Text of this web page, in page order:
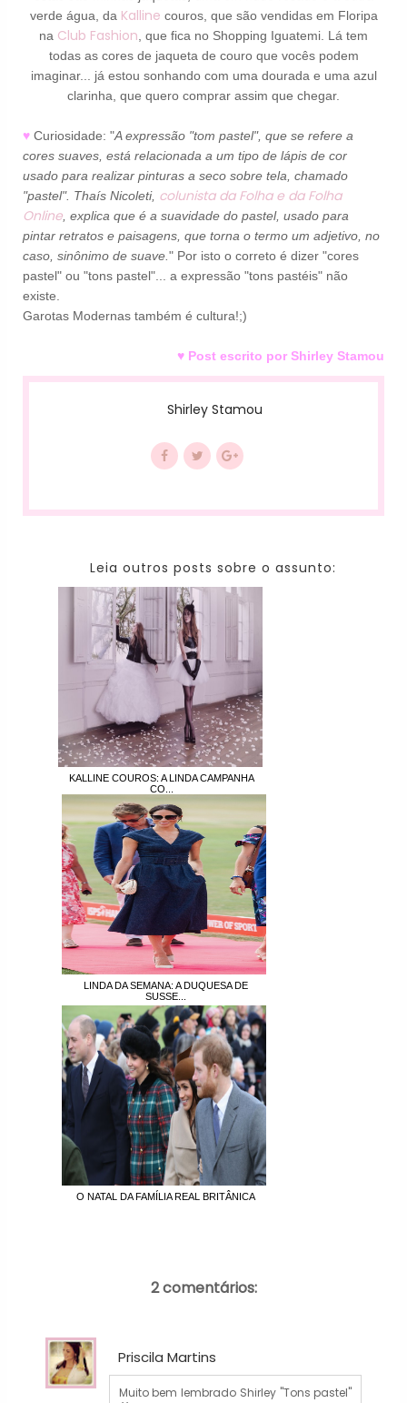
verde água, da Kalline couros, que são vendidas em Floripa
na Club Fashion, que fica no Shopping Iguatemi. Lá tem
todas as cores de jaqueta de couro que vocês podem
imaginar... já estou sonhando com uma dourada e uma azul
clarinha, que quero comprar assim que chegar.
♥ Curiosidade: "A expressão "tom pastel", que se refere a
cores suaves, está relacionada a um tipo de lápis de cor
usado para realizar pinturas a seco sobre tela, chamado
"pastel". Thaís Nicoleti, colunista da Folha e da Folha
Online, explica que é a suavidade do pastel, usado para
pintar retratos e paisagens, que torna o termo um adjetivo, no
caso, sinônimo de suave." Por isto o correto é dizer "cores
pastel" ou "tons pastel"... a expressão "tons pastéis" não
existe.
Garotas Modernas também é cultura!;)
♥ Post escrito por Shirley Stamou
Shirley Stamou
Leia outros posts sobre o assunto:
KALLINE COUROS: A LINDA CAMPANHA
CO...
LINDA DA SEMANA: A DUQUESA DE
SUSSE...
O NATAL DA FAMÍLIA REAL BRITÂNICA
2 comentários:
Priscila Martins
Muito bem lembrado Shirley "Tons pastel"